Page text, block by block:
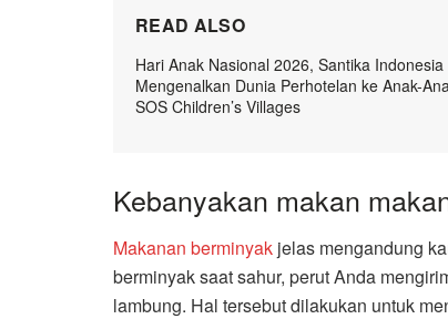
READ ALSO
Hari Anak Nasional 2026, Santika Indonesia
Mengenalkan Dunia Perhotelan ke Anak-
SOS Children’s Villages
Kebanyakan makan
Makanan berminyak jelas mengandung
berminyak saat sahur, perut Anda
lambung. Hal tersebut dilakukan untuk